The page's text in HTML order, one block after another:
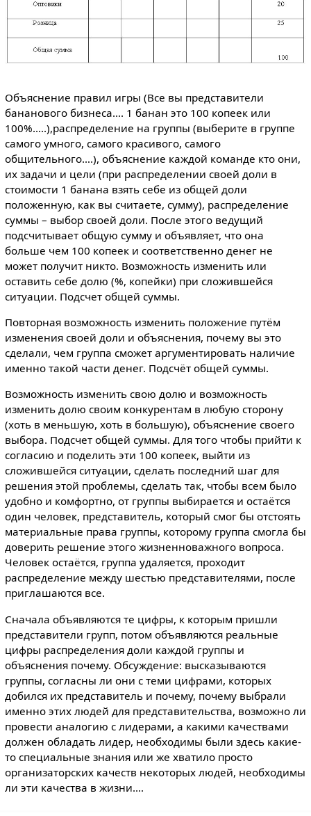
Объяснение правил игры (Все вы представители
бананового бизнеса…. 1 банан это 100 копеек или
100%.....),распределение на группы (выберите в группе
самого умного, самого красивого, самого
общительного….), объяснение каждой команде кто они,
их задачи и цели (при распределении своей доли в
стоимости 1 банана взять себе из общей доли
положенную, как вы считаете, сумму), распределение
суммы – выбор своей доли. После этого ведущий
подсчитывает общую сумму и объявляет, что она
больше чем 100 копеек и соответственно денег не
может получит никто. Возможность изменить или
оставить себе долю (%, копейки) при сложившейся
ситуации. Подсчет общей суммы.
Повторная возможность изменить положение путём
изменения своей доли и объяснения, почему вы это
сделали, чем группа сможет аргументировать наличие
именно такой части денег. Подсчёт общей суммы.
Возможность изменить свою долю и возможность
изменить долю своим конкурентам в любую сторону
(хоть в меньшую, хоть в большую), объяснение своего
выбора. Подсчет общей суммы. Для того чтобы прийти к
согласию и поделить эти 100 копеек, выйти из
сложившейся ситуации, сделать последний шаг для
решения этой проблемы, сделать так, чтобы всем было
удобно и комфортно, от группы выбирается и остаётся
один человек, представитель, который смог бы отстоять
материальные права группы, которому группа смогла бы
доверить решение этого жизненноважного вопроса.
Человек остаётся, группа удаляется, проходит
распределение между шестью представителями, после
приглашаются все.
Сначала объявляются те цифры, к которым пришли
представители групп, потом объявляются реальные
цифры распределения доли каждой группы и
объяснения почему. Обсуждение: высказываются
группы, согласны ли они с теми цифрами, которых
добился их представитель и почему, почему выбрали
именно этих людей для представительства, возможно ли
провести аналогию с лидерами, а какими качествами
должен обладать лидер, необходимы были здесь какие-
то специальные знания или же хватило просто
организаторских качеств некоторых людей, необходимы
ли эти качества в жизни….